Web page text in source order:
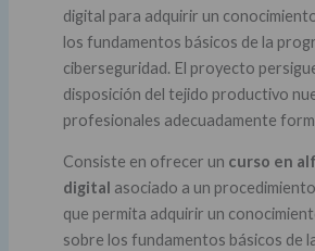
digital para adquirir un
los fundamentos básicos de la
ciberseguridad. El proyecto
disposición del tejido productivo
profesionales adecuadamente
Consiste en ofrecer un curso en
digital asociado a un
que permita adquirir un
sobre los fundamentos básicos de